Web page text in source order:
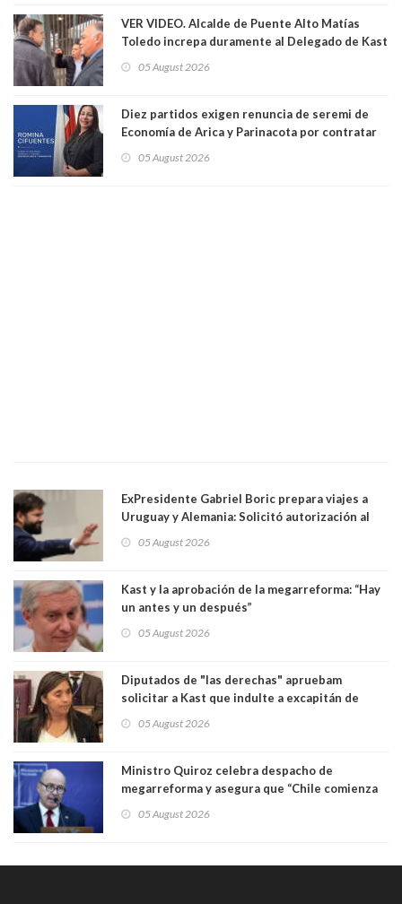
VER VIDEO. Alcalde de Puente Alto Matías
Toledo increpa duramente al Delegado de Kast
delegado nuevamente arrancando"
05 August 2026
Diez partidos exigen renuncia de seremi de
Economía de Arica y Parinacota por contratar
una militante de RN, detenida con 47 kilos de
05 August 2026
ExPresidente Gabriel Boric prepara viajes a
Uruguay y Alemania: Solicitó autorización al
05 August 2026
Kast y la aprobación de la megarreforma: “Hay
un antes y un después”
05 August 2026
Diputados de "las derechas" apruebam
solicitar a Kast que indulte a excapitán de
senadora Fabiola Campillai
05 August 2026
Ministro Quiroz celebra despacho de
megarreforma y asegura que “Chile comienza
05 August 2026